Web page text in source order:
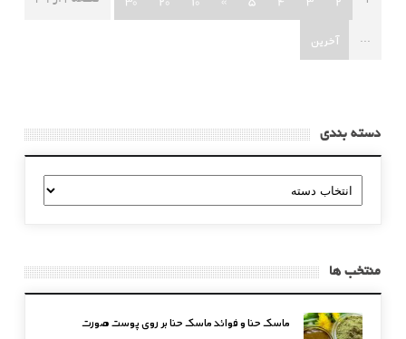
... آخرین
دسته بندی
دسته
بندی
منتخب ها
ماسک حنا و فوائد ماسک حنا بر روی پوست صورت